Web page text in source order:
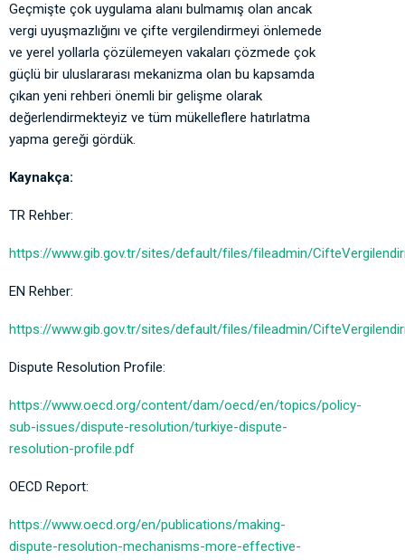
Geçmişte çok uygulama alanı bulmamış olan ancak
vergi uyuşmazlığını ve çifte vergilendirmeyi önlemede
ve yerel yollarla çözülemeyen vakaları çözmede çok
güçlü bir uluslararası mekanizma olan bu kapsamda
çıkan yeni rehberi önemli bir gelişme olarak
değerlendirmekteyiz ve tüm mükelleflere hatırlatma
yapma gereği gördük.
Kaynakça:
TR Rehber:
https://www.gib.gov.tr/sites/default/files/fileadmin/
EN Rehber:
https://www.gib.gov.tr/sites/default/files/fileadmin/
Dispute Resolution Profile:
https://www.oecd.org/content/dam/oecd/en/topics/policy-
sub-issues/dispute-resolution/turkiye-dispute-
resolution-profile.pdf
OECD Report:
https://www.oecd.org/en/publications/making-
dispute-resolution-mechanisms-more-effective-